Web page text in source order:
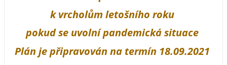
k vrcholům letošního roku
pokud se uvolní pandemická situace
Plán je připravován na termín 18.09.2021